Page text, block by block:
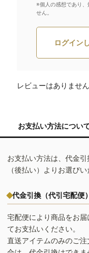
※個人の感想であり、
せん。
ログイン
レビューはありません
お支払い方法につい
お支払い方法は、代金
（後払い）よりお選びい
代金引換（代引宅配便）
宅配便により商品をお
てお支払いください。
直送アイテムのみのご